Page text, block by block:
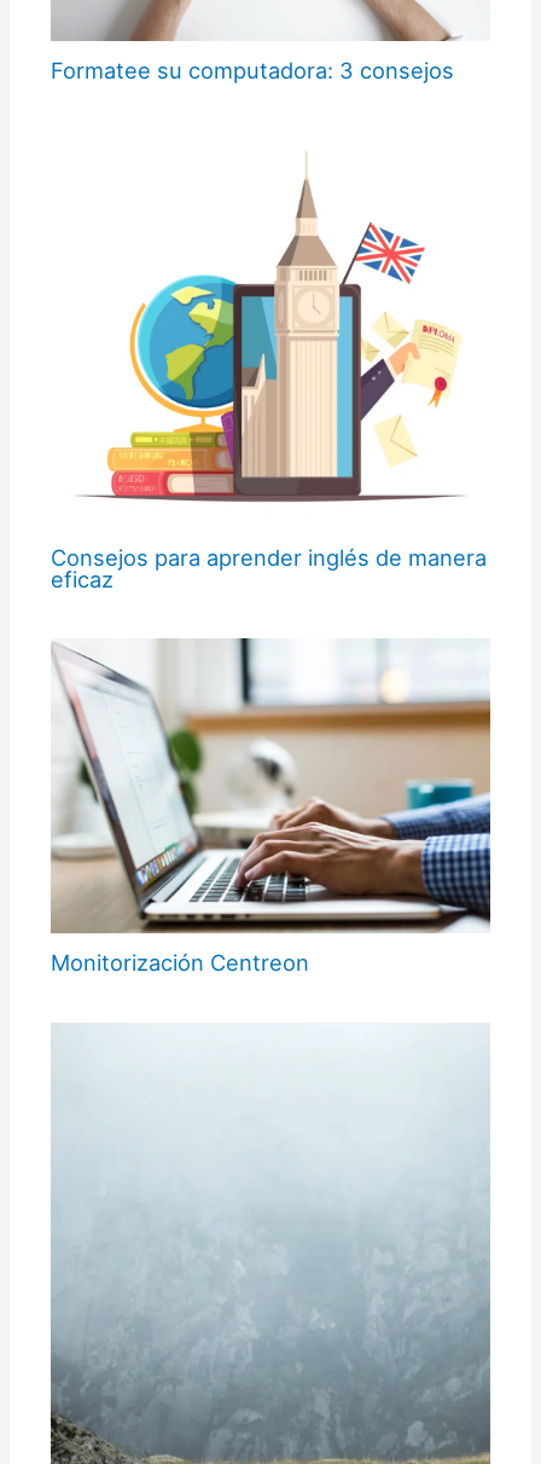
Formatee su computadora: 3 consejos
Consejos para aprender inglés de manera
eficaz
Monitorización Centreon